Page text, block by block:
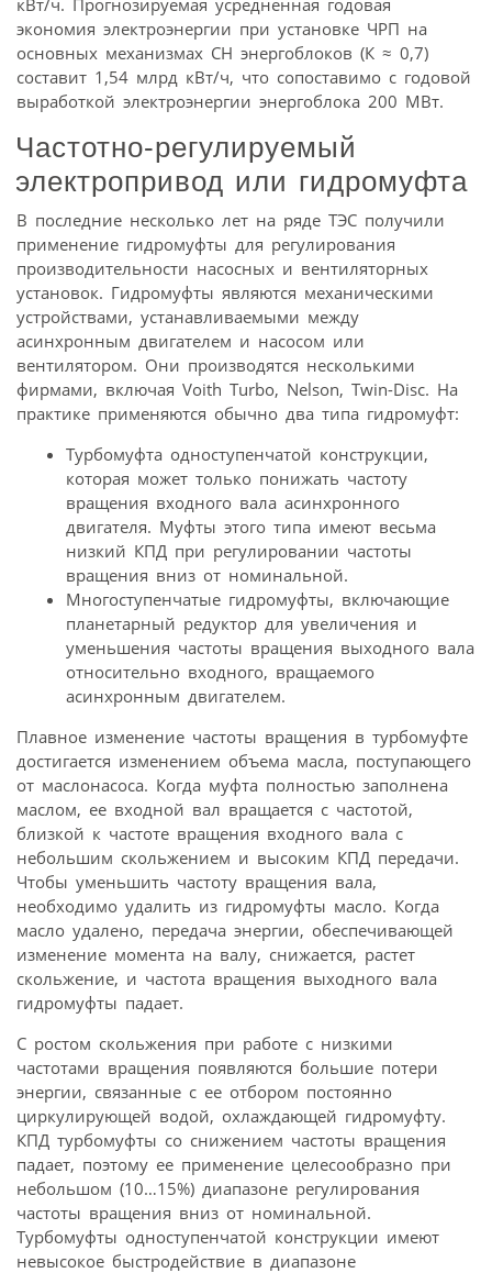
кВт/ч. Прогнозируемая усредненная годовая
экономия электроэнергии при установке ЧРП на
основных механизмах СН энергоблоков (К ≈ 0,7)
составит 1,54 млрд кВт/ч, что сопоставимо с годовой
выработкой электроэнергии энергоблока 200 МВт.
Частотно-регулируемый
электропривод или гидромуфта
В последние несколько лет на ряде ТЭС получили
применение гидромуфты для регулирования
производительности насосных и вентиляторных
установок. Гидромуфты являются механическими
устройствами, устанавливаемыми между
асинхронным двигателем и насосом или
вентилятором. Они производятся несколькими
фирмами, включая Voith Turbo, Nelson, Twin-Disc. На
практике применяются обычно два типа гидромуфт:
Турбомуфта одноступенчатой конструкции,
которая может только понижать частоту
вращения входного вала асинхронного
двигателя. Муфты этого типа имеют весьма
низкий КПД при регулировании частоты
вращения вниз от номинальной.
Многоступенчатые гидромуфты, включающие
планетарный редуктор для увеличения и
уменьшения частоты вращения выходного вала
относительно входного, вращаемого
асинхронным двигателем.
Плавное изменение частоты вращения в турбомуфте
достигается изменением объема масла, поступающего
от маслонасоса. Когда муфта полностью заполнена
маслом, ее входной вал вращается с частотой,
близкой к частоте вращения входного вала с
небольшим скольжением и высоким КПД передачи.
Чтобы уменьшить частоту вращения вала,
необходимо удалить из гидромуфты масло. Когда
масло удалено, передача энергии, обеспечивающей
изменение момента на валу, снижается, растет
скольжение, и частота вращения выходного вала
гидромуфты падает.
С ростом скольжения при работе с низкими
частотами вращения появляются большие потери
энергии, связанные с ее отбором постоянно
циркулирующей водой, охлаждающей гидромуфту.
КПД турбомуфты со снижением частоты вращения
падает, поэтому ее применение целесообразно при
небольшом (10…15%) диапазоне регулирования
частоты вращения вниз от номинальной.
Турбомуфты одноступенчатой конструкции имеют
невысокое быстродействие в диапазоне